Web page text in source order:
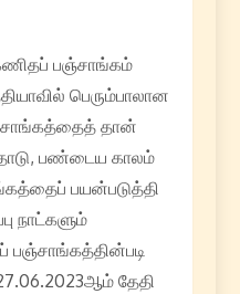
பஞ்சாங்கம்
பெரும்பாலான
தான்
பண்டைய காலம்
பயன்படுத்தி
நாட்களும்
பஞ்சாங்கத்தின்படி
தேதி